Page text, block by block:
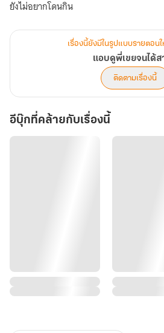
เรื่องนี้ยังมีในรูปแบบรายตอน
แอบดูพี่เขยจนได้ส
ติดตามเรื่องนี้
อีบุ๊กที่คล้ายกับเรื่องนี้